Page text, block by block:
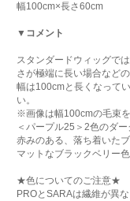
幅100cm×長さ60cm
▼コメント
スタンダードウィッグで
さが極端に長い場合など
幅は100cmと長くなって
い。
※画像は幅100cmの毛束
＜パープル25＞2色のダ
赤みのある、落ち着いた
マットなブラックベリー
★色についてのご注意★
PROとSARAは繊維が異